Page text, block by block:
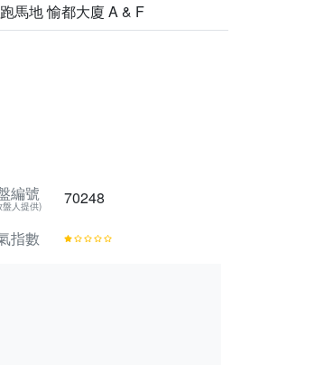
馬地 愉都大廈 A & F
編號
盤人提供)
70248
指數